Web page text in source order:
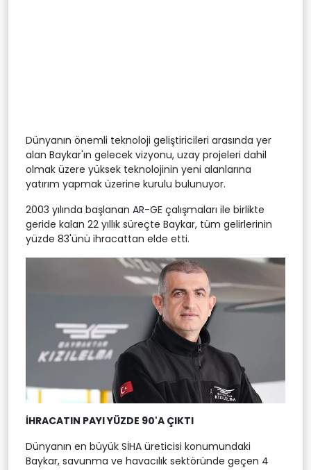
Dünyanın önemli teknoloji geliştiricileri arasında yer
alan Baykar'ın gelecek vizyonu, uzay projeleri dahil
olmak üzere yüksek teknolojinin yeni alanlarına
yatırım yapmak üzerine kurulu bulunuyor.
2003 yılında başlanan AR-GE çalışmaları ile birlikte
geride kalan 22 yıllık süreçte Baykar, tüm gelirlerinin
yüzde 83'ünü ihracattan elde etti.
İHRACATIN PAYI YÜZDE 90'A ÇIKTI
Dünyanın en büyük SİHA üreticisi konumundaki
Baykar, savunma ve havacılık sektöründe geçen 4